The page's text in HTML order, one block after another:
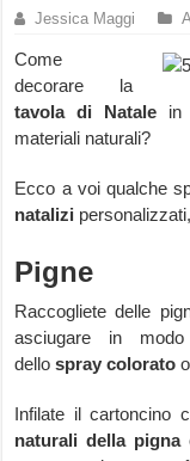
Jessica Maggi
Come
decorare la
tavola di Natale in
materiali naturali?
Ecco a voi qualche
natalizi
Pigne
Raccogliete delle
asciugare in modo
dellospray colorato
Infilate il cartoncino
naturali della pigna